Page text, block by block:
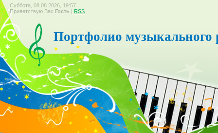
Суббота, 08.08.2026, 19:57
Приветствую Вас Гость | RSS
Портфолио музыкального